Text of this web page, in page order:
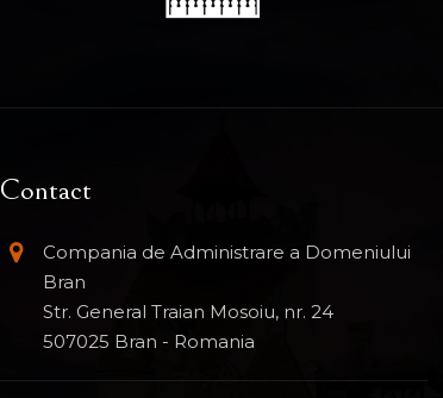
Contact
Compania de Administrare a Domeniului
Bran
Str. General Traian Mosoiu, nr. 24
507025 Bran - Romania